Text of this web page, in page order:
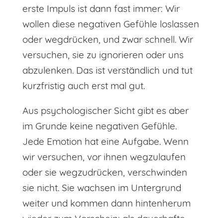
erste Impuls ist dann fast immer: Wir
wollen diese negativen Gefühle loslassen
oder wegdrücken, und zwar schnell. Wir
versuchen, sie zu ignorieren oder uns
abzulenken. Das ist verständlich und tut
kurzfristig auch erst mal gut.
Aus psychologischer Sicht gibt es aber
im Grunde keine negativen Gefühle.
Jede Emotion hat eine Aufgabe. Wenn
wir versuchen, vor ihnen wegzulaufen
oder sie wegzudrücken, verschwinden
sie nicht. Sie wachsen im Untergrund
weiter und kommen dann hintenherum